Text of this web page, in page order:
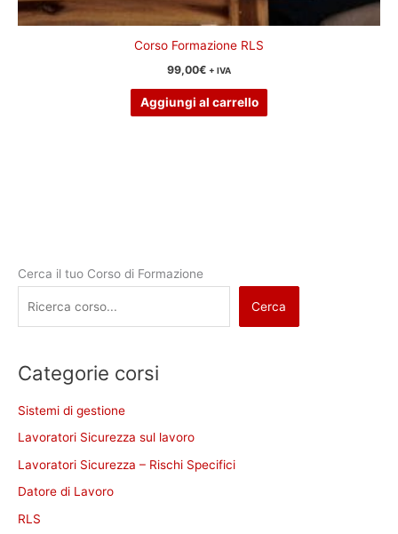
Corso Formazione RLS
99,00€ + IVA
Aggiungi al carrello
Cerca il tuo Corso di Formazione
Cerca
Categorie corsi
Sistemi di gestione
Lavoratori Sicurezza sul lavoro
Lavoratori Sicurezza – Rischi Specifici
Datore di Lavoro
RLS